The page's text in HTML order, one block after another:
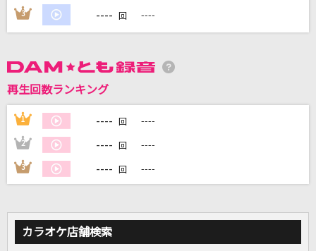
カラオケ最新情報をチェック！
3 ---- 回 ----
再生回数ランキング
1 ---- 回 ----
2 ---- 回 ----
3 ---- 回 ----
カラオケ店舗検索